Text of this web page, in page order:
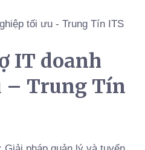
IT doanh
– Trung Tín